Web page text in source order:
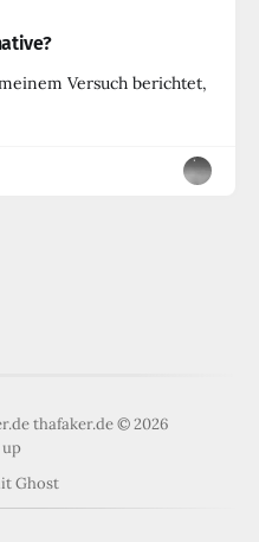
Versuch berichtet,
thafaker.de © 2026
up
Ghost